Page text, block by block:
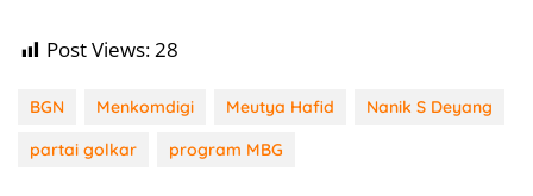
Post Views:28
BGN Menkomdigi Meutya Hafid
Nanik S Deyang
partai golkar
program MBG